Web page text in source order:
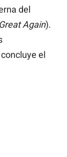
del
Again).
el